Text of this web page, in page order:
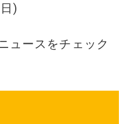
)
ュースをチェック